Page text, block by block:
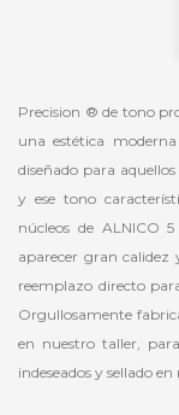
Precision ® de tono
una estética
diseñado para
y ese tono
núcleos de ALNICO
aparecer gran calidez
reemplazo directo
Orgullosamente
en nuestro taller,
indeseados y sellado en